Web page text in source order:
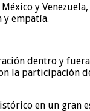
y
y empatía.
dentro y
participación de
en un gran